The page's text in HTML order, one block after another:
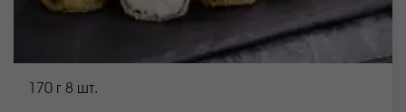
170 г 8 шт.